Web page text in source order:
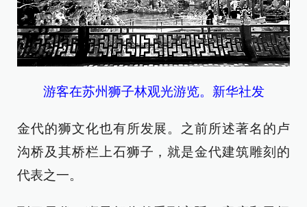
游客在苏州狮子林观光游览。新华社发
金代的狮文化也有所发展。之前所述著名的卢
沟桥及其桥栏上石狮子，就是金代建筑雕刻的
代表之一。